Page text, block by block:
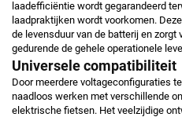
laadefficiëntie wordt gegarandeerd
laadpraktijken wordt voorkomen.
de levensduur van de batterij en
gedurende de gehele operationele
Universele compatibiliteit
Door meerdere voltageconfiguraties
naadloos werken met verschillende
elektrische fietsen. Het veelzijdige